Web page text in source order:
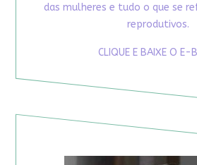
das mulheres e tudo o que se
reprodutivos.
CLIQUE E BAIXE O E-